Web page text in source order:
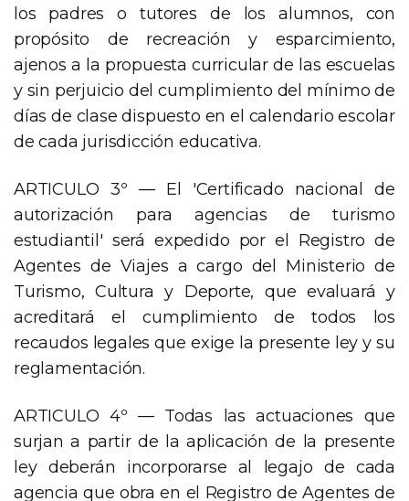
los padres o tutores de los alumnos, con
propósito de recreación y esparcimiento,
ajenos a la propuesta curricular de las escuelas
y sin perjuicio del cumplimiento del mínimo de
días de clase dispuesto en el calendario escolar
de cada jurisdicción educativa.
ARTICULO 3º — El 'Certificado nacional de
autorización para agencias de turismo
estudiantil' será expedido por el Registro de
Agentes de Viajes a cargo del Ministerio de
Turismo, Cultura y Deporte, que evaluará y
acreditará el cumplimiento de todos los
recaudos legales que exige la presente ley y su
reglamentación.
ARTICULO 4º — Todas las actuaciones que
surjan a partir de la aplicación de la presente
ley deberán incorporarse al legajo de cada
agencia que obra en el Registro de Agentes de